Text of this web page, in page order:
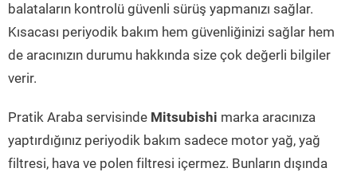
balataların kontrolü güvenli sürüş yapmanızı sağlar.
Kısacası periyodik bakım hem güvenliğinizi sağlar hem
de aracınızın durumu hakkında size çok değerli bilgiler
verir.
Pratik Araba servisinde Mitsubishi marka aracınıza
yaptırdığınız periyodik bakım sadece motor yağ, yağ
filtresi, hava ve polen filtresi içermez. Bunların dışında